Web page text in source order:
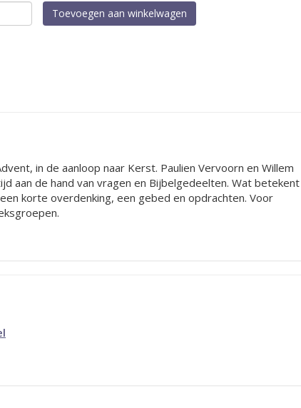
Toevoegen aan winkelwagen
in de aanloop naar Kerst. Paulien Vervoorn en Willem
aan de hand van vragen en Bijbelgedeelten. Wat betekent
korte overdenking, een gebed en opdrachten. Voor